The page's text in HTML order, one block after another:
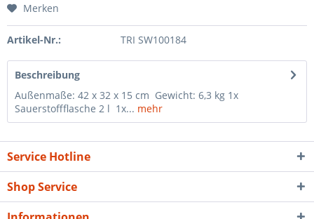
Merken
Artikel-Nr.: TRI SW100184
Beschreibung
Außenmaße: 42 x 32 x 15 cm Gewicht: 6,3 kg 1x
Sauerstoffflasche 2 l 1x... mehr
Service Hotline
Shop Service